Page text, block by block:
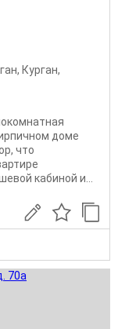
, Курган,
дoмe
что
кабинoй и...